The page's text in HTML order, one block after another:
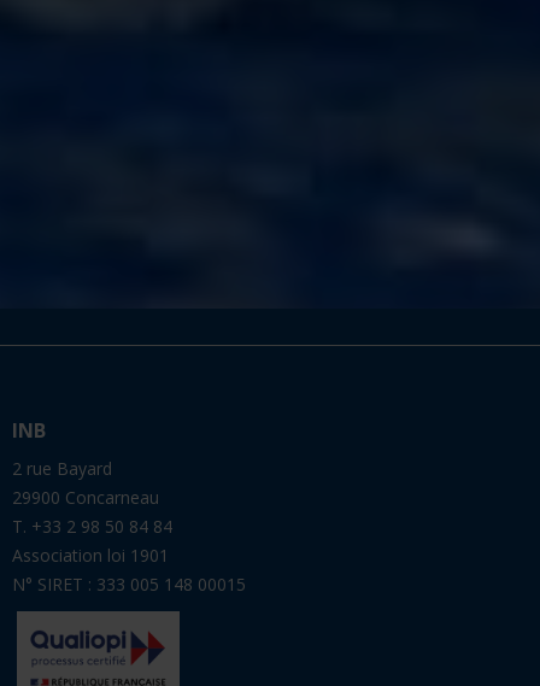
2 rue Bayard
29900 Concarneau
T. +33 2 98 50 84 84
Association loi 1901
N° SIRET : 333 005 148 00015